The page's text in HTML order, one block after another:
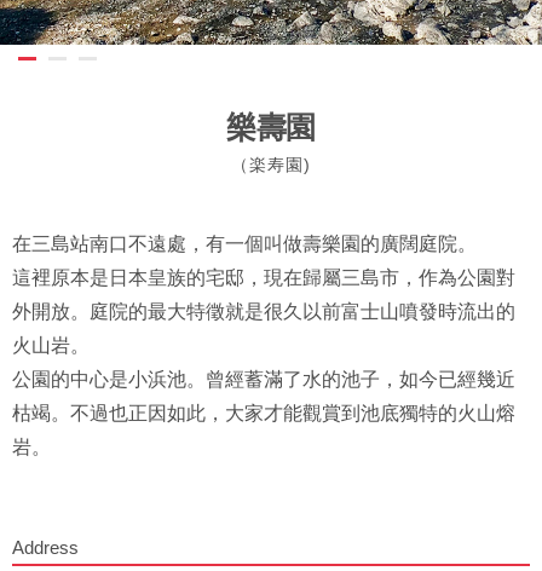
樂壽園
（楽寿園)
在三島站南口不遠處，有一個叫做壽樂園的廣闊庭院。
這裡原本是日本皇族的宅邸，現在歸屬三島市，作為公園對
外開放。庭院的最大特徵就是很久以前富士山噴發時流出的
火山岩。
公園的中心是小浜池。曾經蓄滿了水的池子，如今已經幾近
枯竭。不過也正因如此，大家才能觀賞到池底獨特的火山熔
岩。
Address